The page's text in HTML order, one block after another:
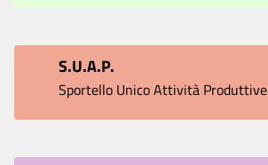
S.U.A.P.
Sportello Unico Attività Produttive